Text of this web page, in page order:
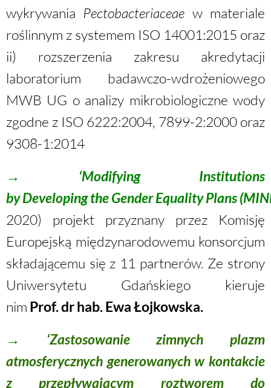
wykrywania Pectobacteriaceae w materiale
roślinnym z systemem ISO 14001:2015 oraz
ii) rozszerzenia zakresu akredytacji
laboratorium badawczo-wdrożeniowego
MWB UG o analizy mikrobiologiczne wody
zgodne z ISO 6222:2004, 7899-2:2000 oraz
9308-1:2014
→
‘Modifying Institutions
by Developing the Gender Equality Plans
2020) projekt przyznany przez Komisję
Europejską międzynarodowemu konsorcjum
składającemu się z 11 partnerów. Ze strony
Uniwersytetu Gdańskiego kieruje
nim Prof.dr hab. Ewa Łojkowska.
→
‘Zastosowanie zimnych plazm
atmosferycznych generowanych w kontakcie
z przepływającym roztworem do